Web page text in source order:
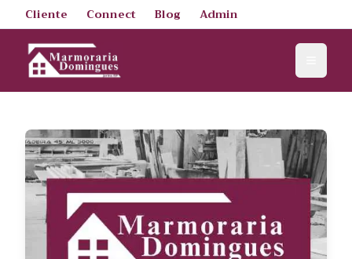
Cliente Connect Blog Admin